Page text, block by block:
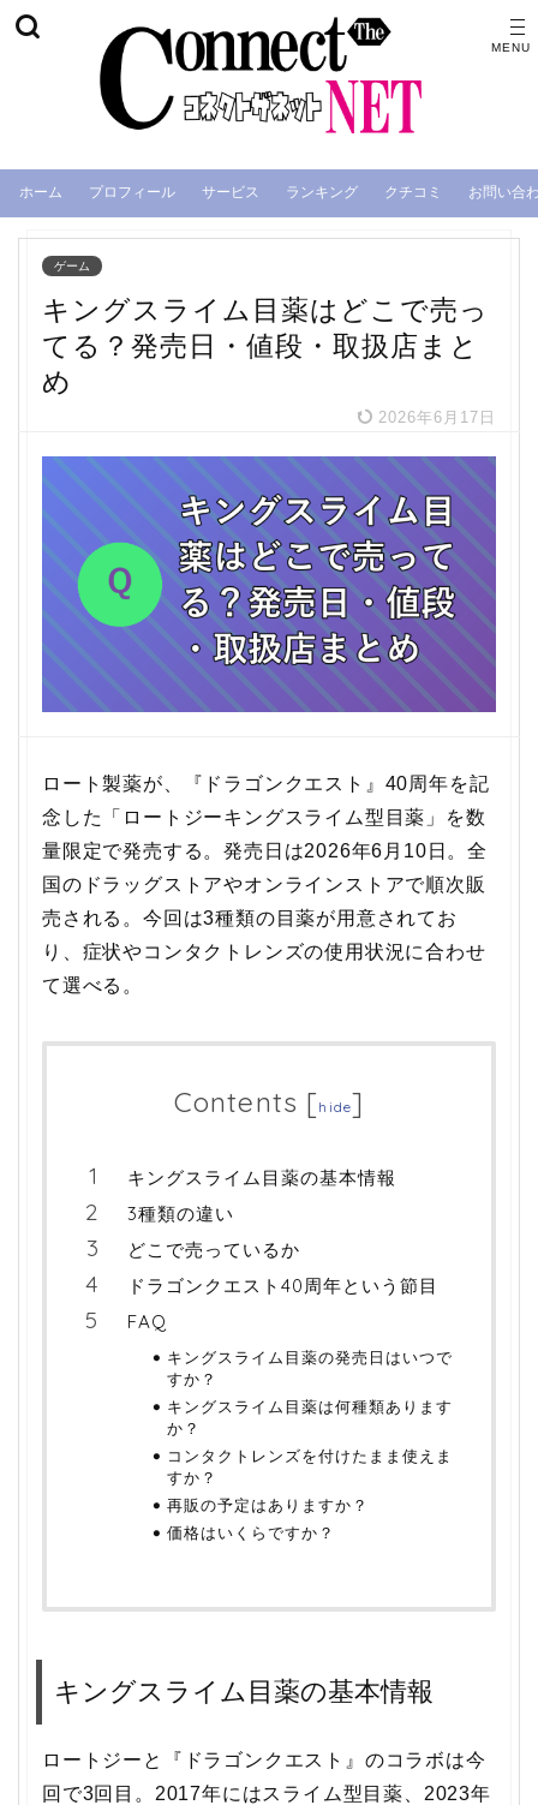
ホーム プロフィール サービス ランキング クチコミ お問い合
ゲーム
キングスライム目薬はどこで売っ
てる？発売日・値段・取扱店まと
め
2026年6月17日
ロート製薬が、『ドラゴンクエスト』40周年を記
念した「ロートジーキングスライム型目薬」を数
量限定で発売する。発売日は2026年6月10日。全
国のドラッグストアやオンラインストアで順次販
売される。今回は3種類の目薬が用意されてお
り、症状やコンタクトレンズの使用状況に合わせ
て選べる。
Contents [hide]
キングスライム目薬の基本情報
3種類の違い
どこで売っているか
ドラゴンクエスト40周年という節目
FAQ
キングスライム目薬の発売日はいつで
すか？
キングスライム目薬は何種類あります
か？
コンタクトレンズを付けたまま使えま
すか？
再販の予定はありますか？
価格はいくらですか？
キングスライム目薬の基本情報
ロートジーと『ドラゴンクエスト』のコラボは今
回で3回目。2017年にはスライム型目薬、2023年